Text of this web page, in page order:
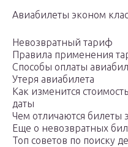
Авиабилеты эконом
Невозвратный тариф
Правила применения
Способы оплаты
Утеря авиабилета
Как изменится
даты
Чем отличаются билеты
Еще о невозвратных
Топ советов по поиску